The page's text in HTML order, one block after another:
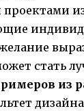
стать
из